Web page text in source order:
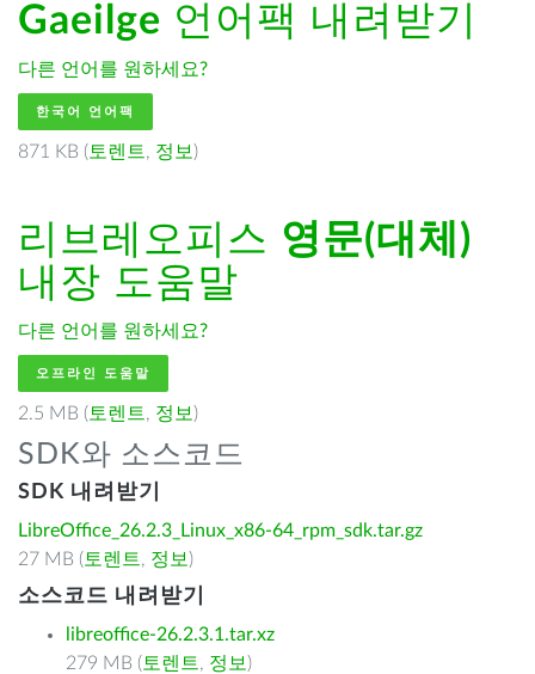
Gaeilge 언어팩 내려받기
다른 언어를 원하세요?
한국어 언어팩
871 KB ( 토렌트, 정보 )
리브레오피스 영문(대체)
내장 도움말
다른 언어를 원하세요?
오프라인 도움말
2.5 MB ( 토렌트, 정보 )
SDK와 소스코드
SDK 내려받기
LibreOffice_26.2.3_Linux_x86-64_rpm_sdk.tar.gz
27 MB ( 토렌트, 정보 )
소스코드 내려받기
libreoffice-26.2.3.1.tar.xz
279 MB ( 토렌트, 정보 )